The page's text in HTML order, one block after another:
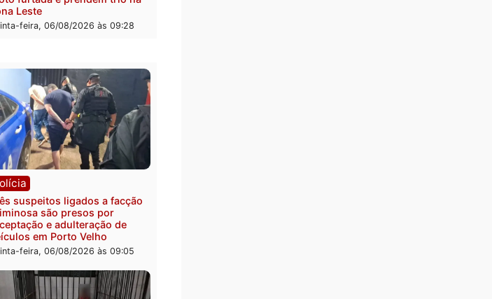
Polícia
Policiais militares recuperam
moto furtada e prendem trio na
quinta-feira, 06/08/2026 às 09:28